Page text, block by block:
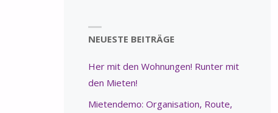
NEUESTE BEITRÄGE
Her mit den Wohnungen! Runter mit
den Mieten!
Mietendemo: Organisation, Route,